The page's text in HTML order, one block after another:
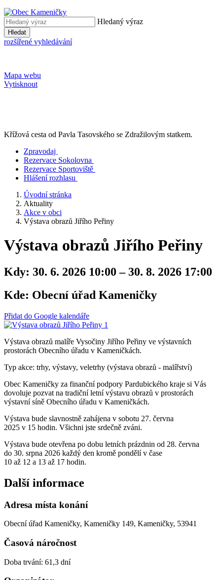
Hledaný výraz
Hledat
rozšířené vyhledávání
Mapa webu
Vytisknout
Křížová cesta od Pavla Tasovského se Zdražilovým statkem.
Zpravodaj
Rezervace Sokolovna
Rezervace Sportoviště
Hlášení rozhlasu
Úvodní stránka
Aktuality
Akce v obci
Výstava obrazů Jiřího Peřiny
Výstava obrazů Jiřího Peřiny
Kdy: 30. 6. 2026 10:00 – 30. 8. 2026 17:00
Kde: Obecní úřad Kameničky
Přidat do Google kalendáře
Výstava obrazů malíře Vysočiny Jiřího Peřiny ve výstavních
prostorách Obecního úřadu v Kameničkách.
Typ akce: trhy, výstavy, veletrhy (výstava obrazů - malířství)
Obec Kameničky za finanční podpory Pardubického kraje si Vás
dovoluje pozvat na tradiční letní výstavu obrazů v prostorách
výstavní síně Obecního úřadu v Kameničkách.
Výstava bude slavnostně zahájena v sobotu 27. června
2025 v 15 hodin. Všichni jste srdečně zváni.
Výstava bude otevřena po dobu letních prázdnin od 28. června
do 30. srpna 2026 každý den kromě pondělí v čase
10 až 12 a 13 až 17 hodin.
Další informace
Adresa místa konání
Obecní úřad Kameničky, Kameničky 149, Kameničky, 53941
Časová náročnost
Doba trvání: 61,3 dní